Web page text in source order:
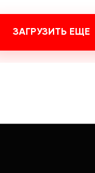
ЗАГРУЗИТЬ ЕЩЕ